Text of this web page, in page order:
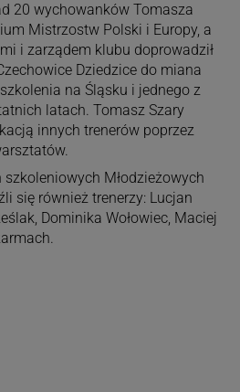
20 wychowanków Tomasza
Mistrzostw Polski i Europy, a
i zarządem klubu doprowadził
Dziedzice do miana
na Śląsku i jednego z
latach. Tomasz Szary
innych trenerów poprzez
Młodzieżowych
się również trenerzy: Lucjan
Dominika Wołowiec, Maciej